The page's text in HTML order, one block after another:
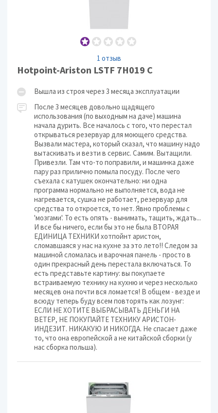
1 отзыв
Hotpoint-Ariston LSTF 7H019 C
Вышла из строя через 3 месяца эксплуатации
После 3 месяцев довольно щадящего
использования (по выходным на даче) машина
начала дурить. Все началось с того, что перестал
открываться резервуар для моющего средства.
Вызвали мастера, который сказал, что машину надо
вытаскивать и везти в сервис. Самим. Вытащили.
Привезли. Там что-то поправили, и машинка даже
пару раз прилично помыла посуду. После чего
съехала с катушек окончательно: ни одна
программа нормально не выполняется, вода не
нагревается, сушка не работает, резервуар для
средства то откроется, то нет. Явно проблемы с
'мозгами'. То есть опять - вынимать, тащить, ждать...
И все бы ничего, если бы это не была ВТОРАЯ
ЕДИНИЦА ТЕХНИКИ хотпойнт аристон,
сломавшаяся у нас на кухне за это лето!! Следом за
машиной сломалась и варочная панель - просто в
один прекрасный день перестала включаться. То
есть представьте картину: вы покупаете
встраиваемую технику на кухню и через несколько
месяцев она почти вся ломается! В общем - везде и
всюду теперь буду всем повторять как лозунг:
ЕСЛИ НЕ ХОТИТЕ ВЫБРАСЫВАТЬ ДЕНЬГИ НА
ВЕТЕР, НЕ ПОКУПАЙТЕ ТЕХНИКУ АРИСТОН-
ИНДЕЗИТ. НИКАКУЮ И НИКОГДА. Не спасает даже
то, что она европейской а не китайской сборки (у
нас сборка польша).